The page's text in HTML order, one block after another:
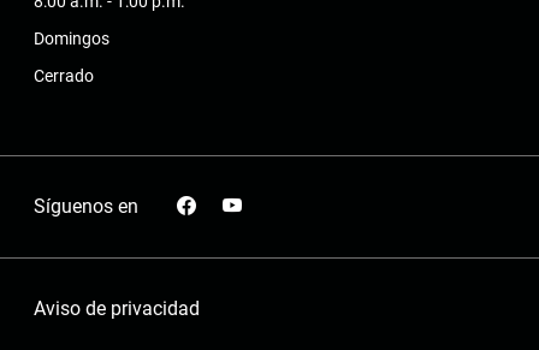
Domingos
Cerrado
Síguenos en
Aviso de privacidad